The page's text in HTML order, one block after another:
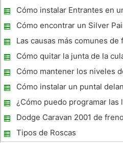
Cómo instalar Entrantes en
Silverado 1500 1995
Cómo encontrar un Silver
reemplazo controlador Mirror
Las causas más comunes de
encendido en un Dodge RAM
Cómo quitar la junta de la
Sportage
Cómo mantener los niveles
dirección asistida en un
Cómo instalar un puntal
Ford Mustang 1998
¿Cómo puedo programar las
el día en un Pontiac GTP
Dodge Caravan 2001 de
de instalación Pad
Tipos de Roscas